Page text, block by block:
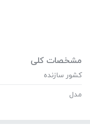
مشخصات کلی
کشور سازنده
مدل